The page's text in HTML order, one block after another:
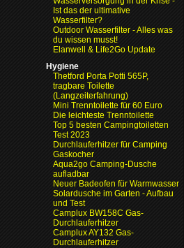
Ist das der ultimative
Wasserfilter?
Outdoor Wasserfilter - Alles was
du wissen musst!
Elanwell & Life2Go Update
Hygiene
Thetford Porta Potti 565P,
tragbare Toilette
(Langzeiterfahrung)
Mini Trenntoilette für 60 Euro
Die leichteste Trenntoilette
Top 5 besten Campingtoiletten
Test 2023
Durchlauferhitzer für Camping
Gaskocher
Aqua2go Camping-Dusche
aufladbar
Neuer Badeofen für Warmwasser
Solardusche im Garten - Aufbau
und Test
Camplux BW158C Gas-
Durchlauferhitzer
Camplux AY132 Gas-
Durchlauferhitzer